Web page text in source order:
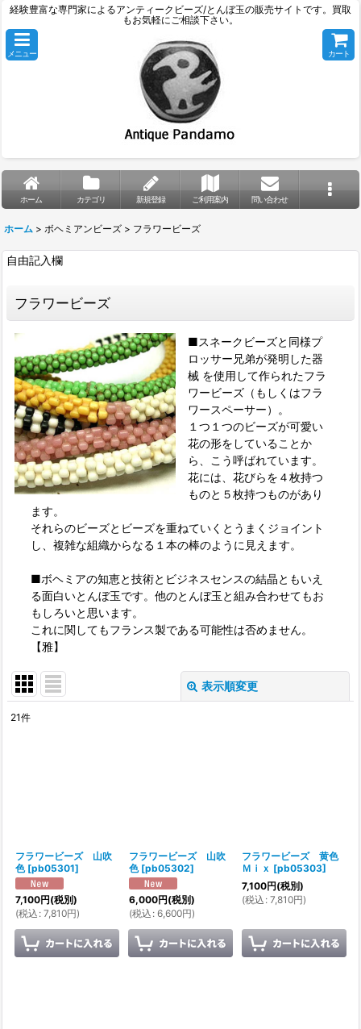
経験豊富な専門家によるアンティークビーズ/とんぼ玉の販売サイトです。買取
もお気軽にご相談下さい。
メニュー カート
ホーム カテゴリ 新規登録 ご利用案内 問い合わせ
ホーム > ボヘミアンビーズ > フラワービーズ
自由記入欄
フラワービーズ
■スネークビーズと同様プ
ロッサー兄弟が発明した器
械 を使用して作られたフラ
ワービーズ（もしくはフラ
ワースペーサー）。
１つ１つのビーズが可愛い
花の形をしていることか
ら、こう呼ばれています。
花には、花びらを４枚持つ
ものと５枚持つものがあり
ます。
それらのビーズとビーズを重ねていくとうまくジョイント
し、複雑な組織からなる１本の棒のように見えます。
■ボヘミアの知恵と技術とビジネスセンスの結晶ともいえ
る面白いとんぼ玉です。他のとんぼ玉と組み合わせてもお
もしろいと思います。
これに関してもフランス製である可能性は否めません。
【雅】
表示順変更
21件
フラワービーズ 山吹
色 [pb05301]
7,100円(税別)
(税込 : 7,810円)
フラワービーズ 山吹
色 [pb05302]
6,000円(税別)
(税込 : 6,600円)
フラワービーズ 黄色
Ｍｉｘ [pb05303]
7,100円(税別)
(税込 : 7,810円)